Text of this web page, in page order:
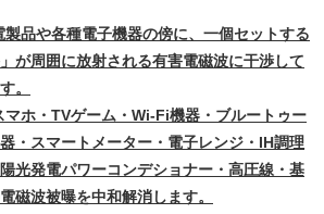
品や各種電子機器の傍に、一個セットする
が周囲に放射される有害電磁波に干渉して
。
ホ・TVゲーム・Wi-Fi機器・ブルートゥー
・スマートメーター・電子レンジ・IH調理
光発電パワーコンデショナー・高圧線・基
磁波被曝を中和解消します。